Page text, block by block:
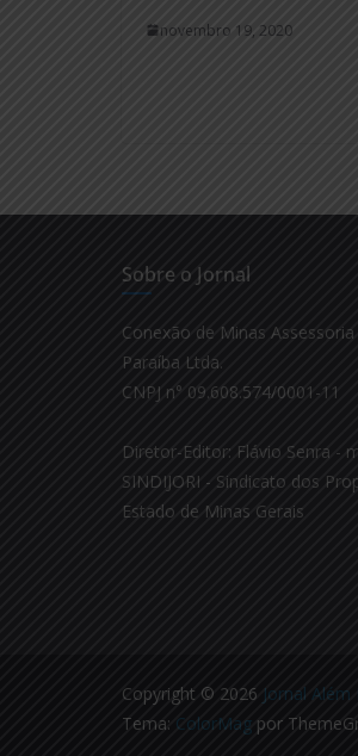
novembro 19, 2020
Sobre o Jornal
Conexão de Minas
Paraíba Ltda.
CNPJ n° 09.608.574/0001-11
Diretor-Editor: Flávio Senra -
SINDIJORI - Sindicato dos
Estado de Minas Gerais
Copyright © 2026 Jornal Além
Tema: ColorMag por